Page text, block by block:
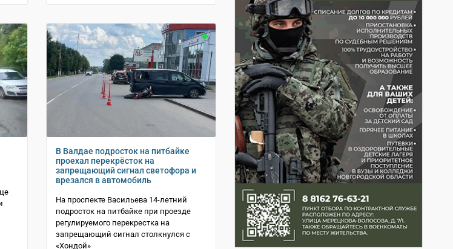
В Валдае подросток на питбайке
проехал перекрёсток на
запрещающий сигнал светофора и
врезался в автомобиль
На проспекте Васильева 14-летний
подросток на питбайке при проезде
регулируемого перекрестка на
запрещающий сигнал столкнулся с
«Хондой»